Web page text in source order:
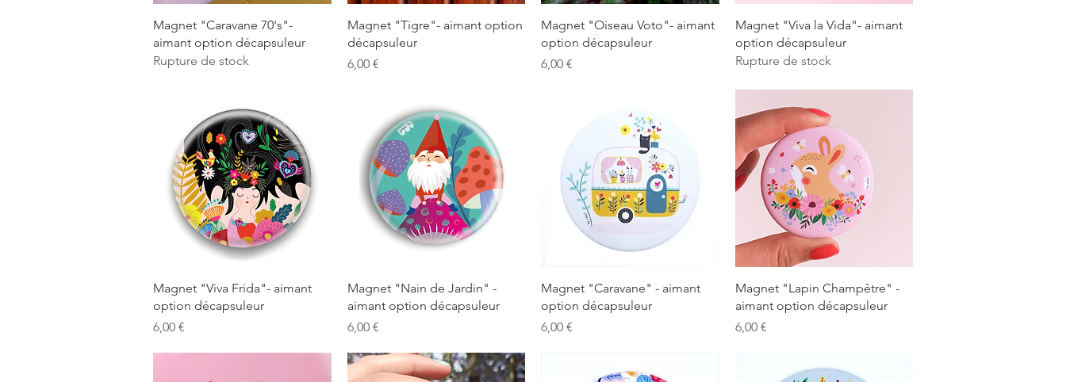
Aperçu rapide
Magnet "Caravane 70's"-
aimant option décapsuleur
Rupture de stock
Aperçu rapide
Magnet "Tigre"- aimant option
décapsuleur
Prix
6,00 €
Aperçu rapide
Magnet "Oiseau Voto"- aimant
option décapsuleur
Prix
6,00 €
Aperçu rapide
Magnet "Viva la Vida"- aimant
option décapsuleur
Rupture de stock
Aperçu rapide
Magnet "Viva Frida"- aimant
option décapsuleur
Prix
6,00 €
Aperçu rapide
Magnet "Nain de Jardin" -
aimant option décapsuleur
Prix
6,00 €
Aperçu rapide
Magnet "Caravane" - aimant
option décapsuleur
Prix
6,00 €
Aperçu rapide
Magnet "Lapin Champêtre" -
aimant option décapsuleur
Prix
6,00 €